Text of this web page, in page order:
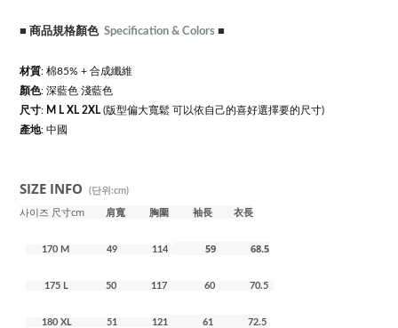
■ 商品規格顏色 Specification & Colors ■
材質: 棉85% + 合成纖維
顏色: 深藍色 淺藍色
尺寸: M L XL 2XL (版型偏大寬鬆 可以依自己的喜好選擇要的尺寸)
產地: 中國
SIZE INFO (단위:cm)
사이즈 尺寸cm 肩寬 胸圍 袖長 衣長
170 M 49 114 59 68.5
175 L 50 117 60 70.5
180 XL 51 121 61 72.5